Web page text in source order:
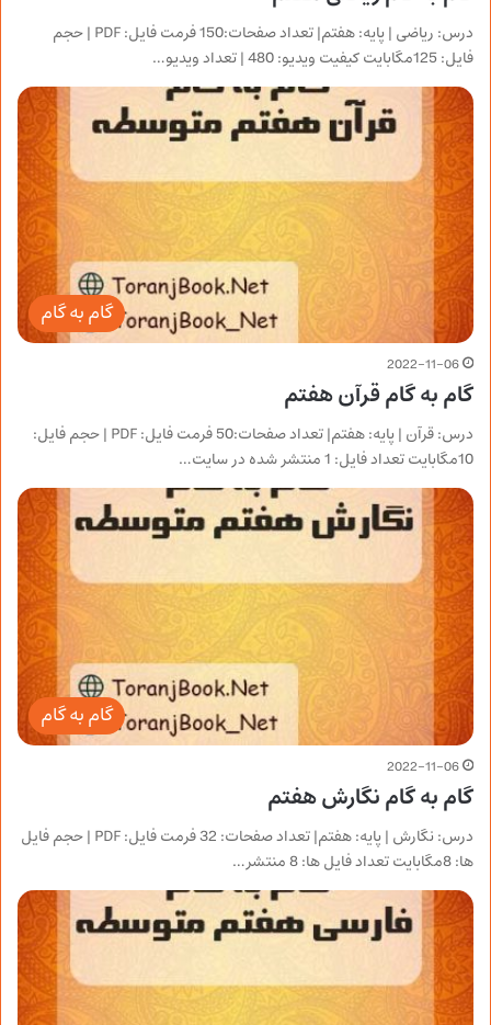
درس: ریاضی | پایه: هفتم| تعداد صفحات:150 فرمت فایل: PDF | حجم
فایل: 125مگابایت کیفیت ویدیو: 480 | تعداد ویدیو…
گام به گام
2022-11-06
گام به گام قرآن هفتم
درس: قرآن | پایه: هفتم| تعداد صفحات:50 فرمت فایل: PDF | حجم فایل:
10مگابایت تعداد فایل: 1 منتشر شده در سایت…
گام به گام
2022-11-06
گام به گام نگارش هفتم
درس: نگارش | پایه: هفتم| تعداد صفحات: 32 فرمت فایل: PDF | حجم فایل
ها: 8مگابایت تعداد فایل ها: 8 منتشر…